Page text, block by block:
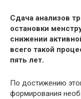
Сдача анализов
остановки
снижении
всего такой
пять лет.
По достижению
формирования